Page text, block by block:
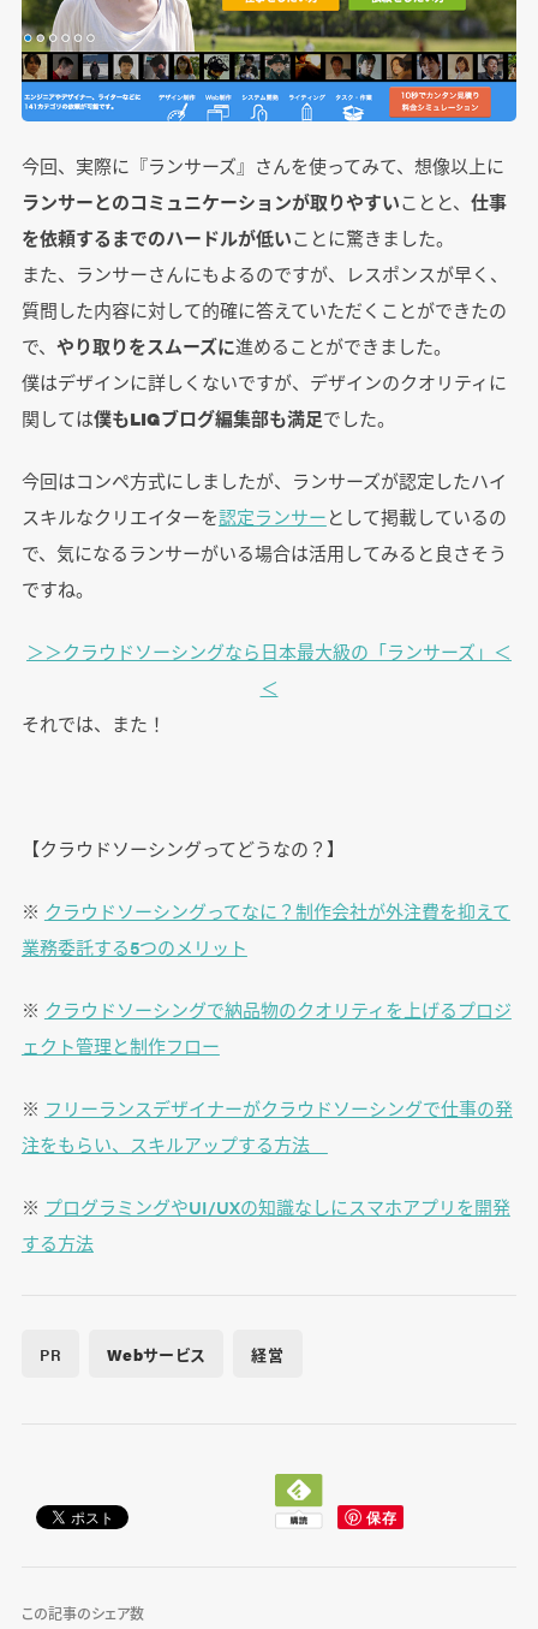
今回、実際に『ランサーズ』さんを使ってみて、想像以上に
ランサーとのコミュニケーションが取りやすいことと、 仕事
を依頼するまでのハードルが低いことに驚きました。
また、ランサーさんにもよるのですが、レスポンスが早く、
質問した内容に対して的確に答えていただくことができたの
で、 やり取りをスムーズに進めることができました。
僕はデザインに詳しくないですが、デザインのクオリティに
関しては僕もLIGブログ編集部も満足でした。
今回はコンペ方式にしましたが、ランサーズが認定したハイ
スキルなクリエイターを認定ランサーとして掲載しているの
で、気になるランサーがいる場合は活用してみると良さそう
ですね。
＞＞クラウドソーシングなら日本最大級の「ランサーズ」＜
＜
それでは、また！
【クラウドソーシングってどうなの？】
※ クラウドソーシングってなに？制作会社が外注費を抑えて
業務委託する5つのメリット
※ クラウドソーシングで納品物のクオリティを上げるプロジ
ェクト管理と制作フロー
※ フリーランスデザイナーがクラウドソーシングで仕事の発
注をもらい、スキルアップする方法
※ プログラミングやUI/UXの知識なしにスマホアプリを開発
する方法
PR Webサービス 経営
この記事のシェア数